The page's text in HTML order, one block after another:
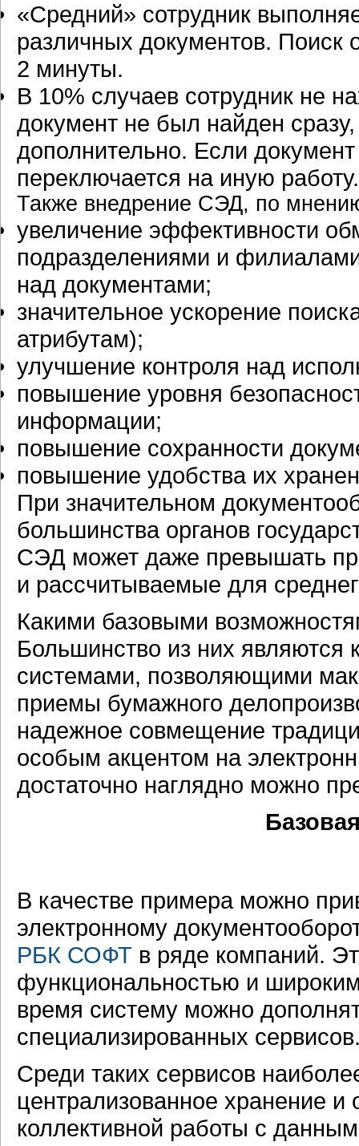
«Средний» сотрудник
различных документов. Поиск
2 минуты.
В 10% случаев сотрудник не
документ не был найден
дополнительно. Если
переключается на иную работу.
Также внедрение СЭД, по
увеличение эффективности
подразделениями и
над документами;
значительное ускорение
атрибутам);
улучшение контроля над
повышение уровня
информации;
повышение сохранности
повышение удобства их
При значительном
большинства органов
СЭД может даже превышать
и рассчитываемые для
Какими базовыми
Большинство из них
системами, позволяющими
приемы бумажного
надежное совмещение
особым акцентом на
достаточно наглядно можно
В качестве примера можно
электронному
РБК СОФТ в ряде компаний.
функциональностью и
время систему можно
специализированных
Среди таких сервисов
централизованное хранение
коллективной работы с